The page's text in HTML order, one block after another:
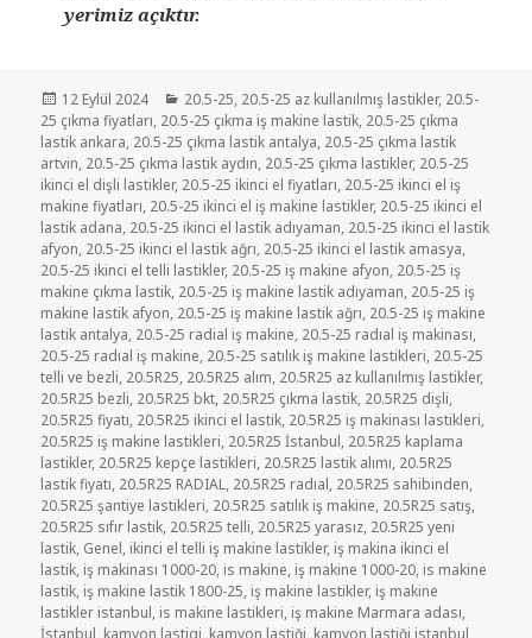
yerimiz açıktır.
Yayın
tarihi
12 Eylül 2024 Kategoriler
20.5-25, 20.5-25 az kullanılmış lastikler, 20.5-
25 çıkma fiyatları, 20.5-25 çıkma iş makine lastik, 20.5-25 çıkma
lastik ankara, 20.5-25 çıkma lastik antalya, 20.5-25 çıkma lastik
artvin, 20.5-25 çıkma lastik aydın, 20.5-25 çıkma lastikler, 20.5-25
ikinci el dişli lastikler, 20.5-25 ikinci el fiyatları, 20.5-25 ikinci el iş
makine fiyatları, 20.5-25 ikinci el iş makine lastikler, 20.5-25 ikinci el
lastik adana, 20.5-25 ikinci el lastik adıyaman, 20.5-25 ikinci el lastik
afyon, 20.5-25 ikinci el lastik ağrı, 20.5-25 ikinci el lastik amasya,
20.5-25 ikinci el telli lastikler, 20.5-25 iş makine afyon, 20.5-25 iş
makine çıkma lastik, 20.5-25 iş makine lastik adıyaman, 20.5-25 iş
makine lastik afyon, 20.5-25 iş makine lastik ağrı, 20.5-25 iş makine
lastik antalya, 20.5-25 radial iş makine, 20.5-25 radıal iş makinası,
20.5-25 radıal iş makine, 20.5-25 satılık iş makine lastikleri, 20.5-25
telli ve bezli, 20.5R25, 20.5R25 alım, 20.5R25 az kullanılmış lastikler,
20.5R25 bezli, 20.5R25 bkt, 20.5R25 çıkma lastik, 20.5R25 dişli,
20.5R25 fiyatı, 20.5R25 ikinci el lastik, 20.5R25 iş makinası lastikleri,
20.5R25 iş makine lastikleri, 20.5R25 İstanbul, 20.5R25 kaplama
lastikler, 20.5R25 kepçe lastikleri, 20.5R25 lastik alımı, 20.5R25
lastik fiyatı, 20.5R25 RADIAL, 20.5R25 radıal, 20.5R25 sahibinden,
20.5R25 şantiye lastikleri, 20.5R25 satılık iş makine, 20.5R25 satış,
20.5R25 sıfır lastik, 20.5R25 telli, 20.5R25 yarasız, 20.5R25 yeni
lastik, Genel, ikinci el telli iş makine lastikler, iş makina ikinci el
lastik, iş makinası 1000-20, is makine, iş makine 1000-20, is makine
lastik, iş makine lastik 1800-25, iş makine lastikler, iş makine
lastikler istanbul, is makine lastikleri, iş makine Marmara adası,